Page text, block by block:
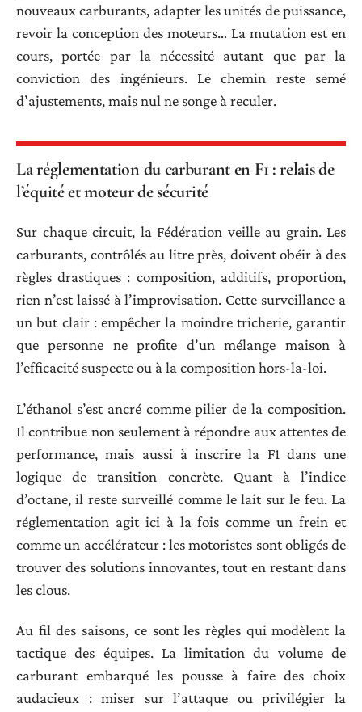
nouveaux carburants, adapter les unités de puissance,
revoir la conception des moteurs… La mutation est en
cours, portée par la nécessité autant que par la
conviction des ingénieurs. Le chemin reste semé
d’ajustements, mais nul ne songe à reculer.
La réglementation du carburant en F1 : relais de
l’équité et moteur de sécurité
Sur chaque circuit, la Fédération veille au grain. Les
carburants, contrôlés au litre près, doivent obéir à des
règles drastiques : composition, additifs, proportion,
rien n’est laissé à l’improvisation. Cette surveillance a
un but clair : empêcher la moindre tricherie, garantir
que personne ne profite d’un mélange maison à
l’efficacité suspecte ou à la composition hors-la-loi.
L’éthanol s’est ancré comme pilier de la composition.
Il contribue non seulement à répondre aux attentes de
performance, mais aussi à inscrire la F1 dans une
logique de transition concrète. Quant à l’indice
d’octane, il reste surveillé comme le lait sur le feu. La
réglementation agit ici à la fois comme un frein et
comme un accélérateur : les motoristes sont obligés de
trouver des solutions innovantes, tout en restant dans
les clous.
Au fil des saisons, ce sont les règles qui modèlent la
tactique des équipes. La limitation du volume de
carburant embarqué les pousse à faire des choix
audacieux : miser sur l’attaque ou privilégier la